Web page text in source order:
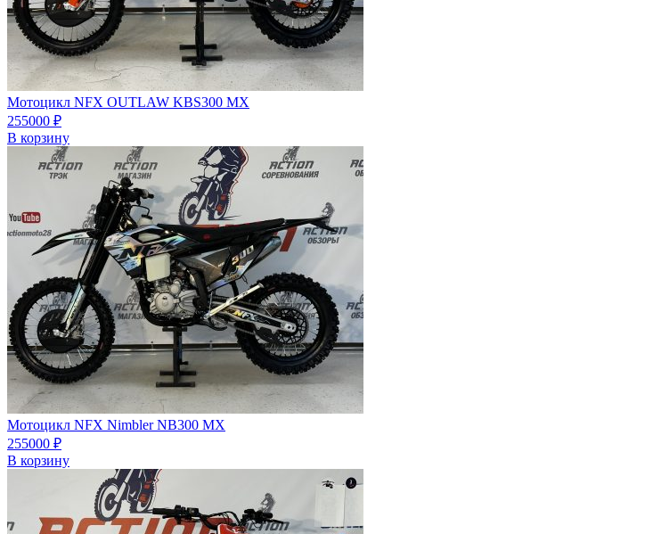
Мотоцикл NFX OUTLAW KBS300 MX
255000 ₽
В корзину
Мотоцикл NFX Nimbler NB300 MX
255000 ₽
В корзину